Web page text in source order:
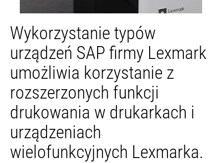
Wykorzystanie typów
urządzeń SAP firmy Lexmark
umożliwia korzystanie z
rozszerzonych funkcji
drukowania w drukarkach i
urządzeniach
wielofunkcyjnych Lexmarka.